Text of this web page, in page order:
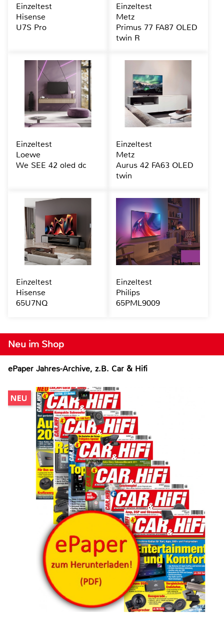
Neu im Shop
ePaper Jahres-Archive, z.B. Car & Hifi
Einzeltest
Hisense
U7S Pro
Einzeltest
Metz
Primus 77 FA87 OLED
twin R
Einzeltest
Loewe
We SEE 42 oled dc
Einzeltest
Metz
Aurus 42 FA63 OLED
twin
Einzeltest
Hisense
65U7NQ
Einzeltest
Philips
65PML9009